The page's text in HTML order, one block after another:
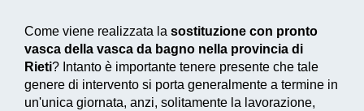
Come viene realizzata la sostituzione con pronto
vasca della vasca da bagno nella provincia di
Rieti? Intanto è importante tenere presente che tale
genere di intervento si porta generalmente a termine in
un'unica giornata, anzi, solitamente la lavorazione,